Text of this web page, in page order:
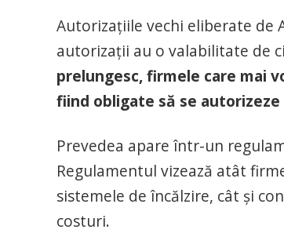
Autorizaţiile vechi eliberate de
autorizaţii au o valabilitate de
prelungesc, firmele care mai
fiind obligate să se autorizeze
Prevedea apare într-un
Regulamentul vizează atât
sistemele de încălzire, cât şi
costuri.